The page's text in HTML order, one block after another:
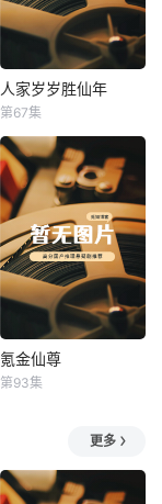
人家岁岁胜仙年
人家岁岁胜仙年
第67集
氪金仙尊
氪金仙尊
第93集
更多